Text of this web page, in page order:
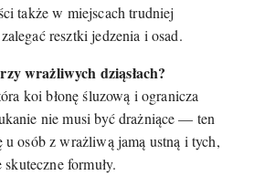
także w miejscach trudniej
resztki jedzenia i osad.
wrażliwych dziąsłach?
koi błonę śluzową i ogranicza
nie musi być drażniące — ten
u osób z wrażliwą jamą ustną i tych,
formuły.